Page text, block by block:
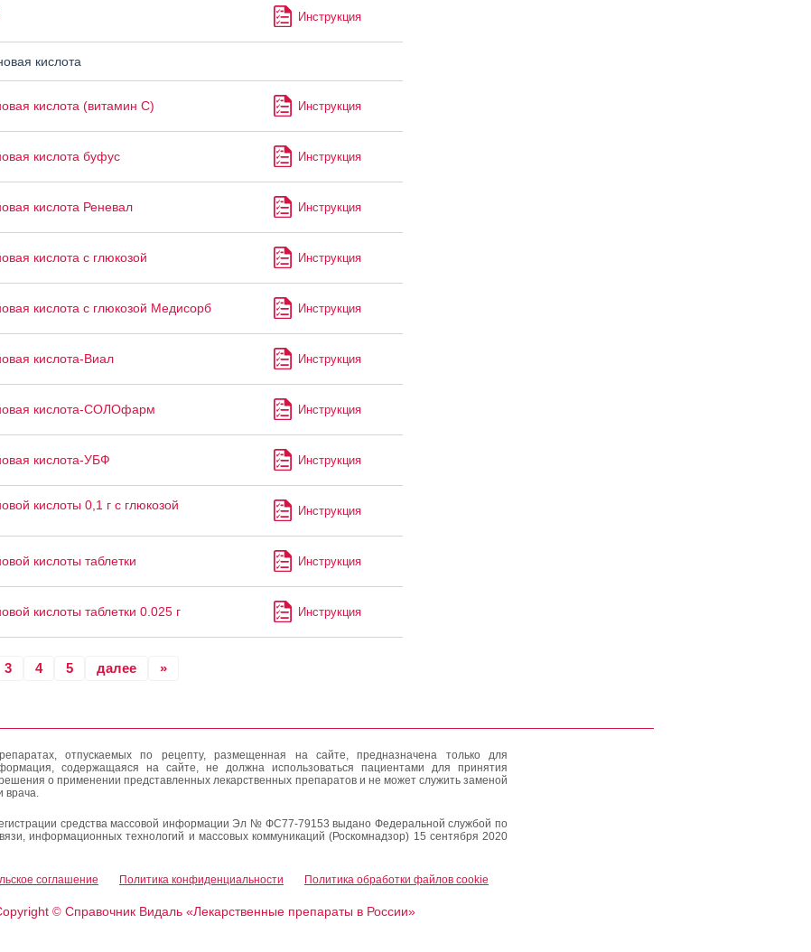
Инструкция
кислота
кислота (витамин С) Инструкция
кислота буфус Инструкция
кислота Реневал Инструкция
кислота с глюкозой Инструкция
кислота с глюкозой Медисорб Инструкция
кислота-Виал Инструкция
кислота-СОЛОфарм Инструкция
кислота-УБФ Инструкция
кислоты 0,1 г с глюкозой Инструкция
кислоты таблетки Инструкция
кислоты таблетки 0.025 г Инструкция
3 4 5 далее »
отпускаемых по рецепту, размещенная на сайте, предназначена только для
содержащаяся на сайте, не должна использоваться пациентами для принятия
о применении представленных лекарственных препаратов и не может служить заменой
врача.
средства массовой информации Эл № ФС77-79153 выдано Федеральной службой по
информационных технологий и массовых коммуникаций (Роскомнадзор) 15 сентября 2020
соглашение Политика конфиденциальности Политика обработки файлов cookie
©Справочник Видаль «Лекарственные препараты в России»